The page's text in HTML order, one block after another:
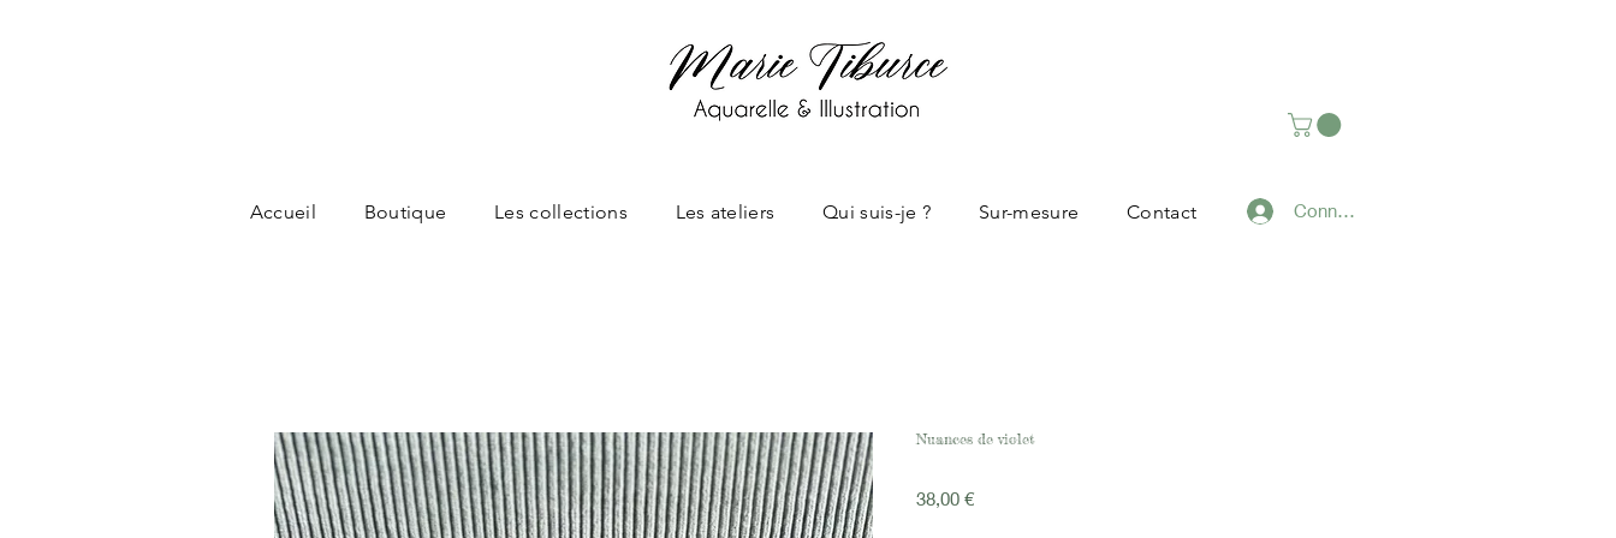
Accueil Boutique Les collections Les ateliers Qui suis-je ? Sur-mesure Contact Connexion
Nuances de violet
38,00 €Prix